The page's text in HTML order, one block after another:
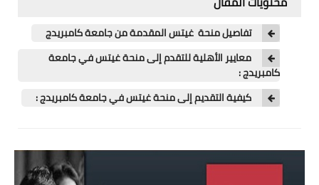
الوظيفة
التعليم
تفاصيل منحة غيتس المقدمة من جامعة كامبريدج
معايير الأهلية للتقدم إلى منحة غيتس في جامعة
كامبريدج :
كيفية التقديم إلى منحة غيتس في جامعة كامبريدج :